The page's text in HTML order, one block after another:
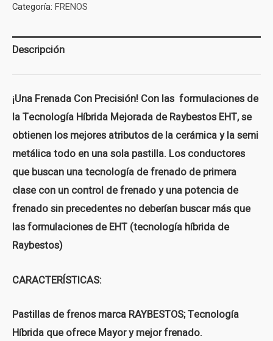
Categoría: FRENOS
Descripción
¡Una Frenada Con Precisión! Con las formulaciones de
la Tecnología Híbrida Mejorada de Raybestos EHT, se
obtienen los mejores atributos de la cerámica y la semi
metálica todo en una sola pastilla. Los conductores
que buscan una tecnología de frenado de primera
clase con un control de frenado y una potencia de
frenado sin precedentes no deberían buscar más que
las formulaciones de EHT (tecnología híbrida de
Raybestos)
CARACTERÍSTICAS:
Pastillas de frenos marca RAYBESTOS; Tecnología
Híbrida que ofrece Mayor y mejor frenado.